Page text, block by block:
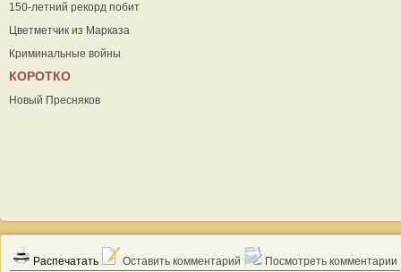
150-летний рекорд побит
Цветметчик из Марказа
Криминальные войны
КОРОТКО
Новый Пресняков
Распечатать Оставить комментарий
Посмотреть комментарии